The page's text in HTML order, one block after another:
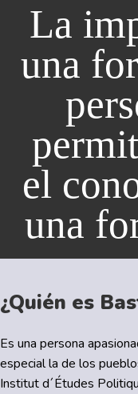
La
una
el
una
¿Quién es
Es una persona
especial la de los
Institut d´Études